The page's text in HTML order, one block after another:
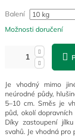
Balení
Možnosti doručení
Je vhodný mimo
neúrodné půdy,
5–10 cm. Směs je
půd, okolí
Díky zastoupení
svahů. Je vhodná pro